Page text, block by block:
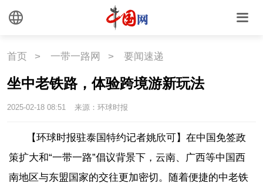
首页 > 一带一路网 > 要闻速递
坐中老铁路，体验跨境游新玩法
2025-02-18 08:51 来源：环球时报
【环球时报驻泰国特约记者姚欣可】在中国免签政
策扩大和“一带一路”倡议背景下，云南、广西等中国西
南地区与东盟国家的交往更加密切。随着便捷的中老铁